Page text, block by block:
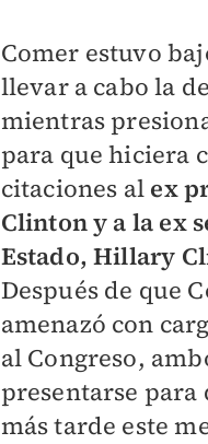
Comer estuvo
llevar a cabo la
mientras
para que hiciera
citaciones al ex
Clinton y a la ex
Estado, Hillary
Después de que
amenazó con
al Congreso,
presentarse para
más tarde este